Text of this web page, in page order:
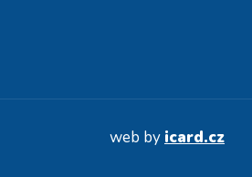
web by icard.cz